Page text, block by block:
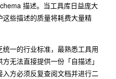
描述。当工具库日益庞大
这些描述的质量将耗费大量精
统一的行业标准，最熟悉工具用
方无法直接提供一份「自描述」
入方必须反复查阅文档并进行二